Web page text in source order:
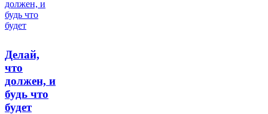
Делай,
что
должен, и
будь что
будет